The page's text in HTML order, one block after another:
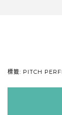
標籤: PITCH